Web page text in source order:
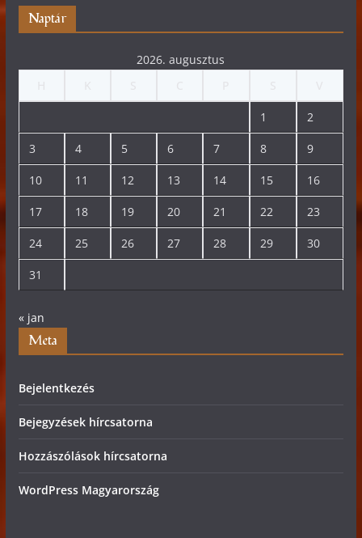
Naptár
2026. augusztus
1 2
3 4 5 6 7 8 9
10 11 12 13 14 15 16
17 18 19 20 21 22 23
24 25 26 27 28 29 30
31
« jan
Meta
Bejelentkezés
Bejegyzések hírcsatorna
Hozzászólások hírcsatorna
WordPress Magyarország